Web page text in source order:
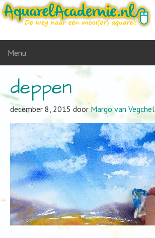
Menu
deppen
december 8, 2015 door Margo van Vegchel